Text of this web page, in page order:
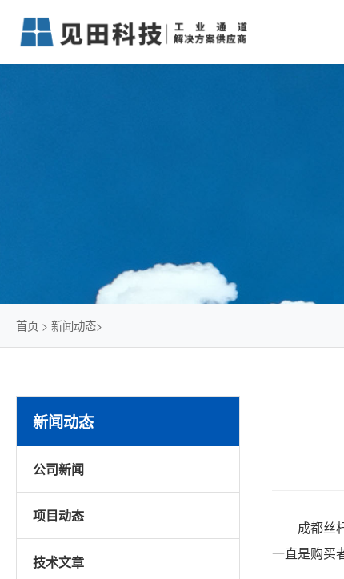
首页 > 新闻动态>
新闻动态
公司新闻
项目动态
技术文章
成都丝
一直是购买